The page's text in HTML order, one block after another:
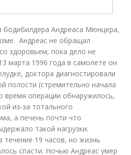
бодибилдера Андреаса Мюнцера,
Андреас не обращал
здоровьем, пока дело не
марта 1996 года в самолете он
доктора диагностировали
полости (стремительно начала
время операции обнаружилось,
из-за тотального
а печень почти что
такой нагрузки.
19 часов, но жизнь
спасти. Ночью Андреас умер